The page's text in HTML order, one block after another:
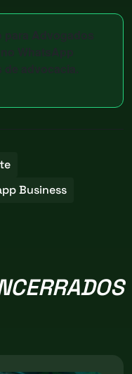
Business